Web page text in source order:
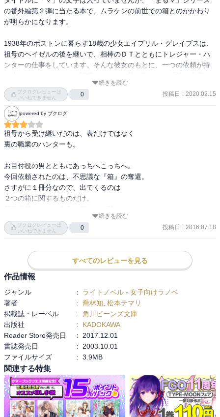
の番外編第２弾に当たる本で、ムラケンの前世での箱とのかかわり
が明らかになります。
1938年のボストンに暮らす18歳の少女エイプリル・グレイブスは、
祖母のヘイゼルの後を継いで、相棒のＤＴとともにトレジャー・ハ
ンターの仕事をしています。そんな彼女のもとに、一つの依頼が持
という箱を、ナチスが席巻するドイツから取りもどしてほしいとい
うものでした。
こうしてドイツに渡ったエイプリルたちは、「風の終わり」の鍵と
なる、ある人物の左腕を所有しているドイツ人将校のリチャードと
行動をともにすることになります。
元気なエイプリルがくるくると動くので、たのしんで読めました。
文章も、本編ほどゴタゴタしておらず、読みやすかったように思い
ます。
続きを読む
ブクログレビューは
いいねできません
0 投稿日 : 2020.02.15
powered by ブクログ
祖母から受け継いだのは、表だけではなく
裏の職業のハンターも。
お目付役の男とともにあっちへこっちへ。
今回依頼されたのは、不思議な『箱』の奪還。
さすがに１冊分なので、出てくるのは
２つの箱に関するものだけ。
時代はあれが存在すると言う時点で固定。
妙な感じがします。
が、色々なものを没収していたのを考えると
違和感がない気もしますが。
あちらを読んでいた方が、この結末でも
大丈夫と思えます。
読んでいなければ…少々何の事だかわからないかも。
続きを読む
ブクログレビューは
いいねできません
0 投稿日 : 2016.07.18
すべてのレビューを見る
作品情報
ジャンル : ライトノベル - 女子向けラノベ
著者
: 喬林知 松本テマリ
掲載誌・レーベル
: 角川ビーンズ文庫
出版社
:
KADOKAWA
Reader Store発売日
:
2017.12.01
書誌発売日
:
2003.10.01
ファイルサイズ
: 3.9MB
関連する特集